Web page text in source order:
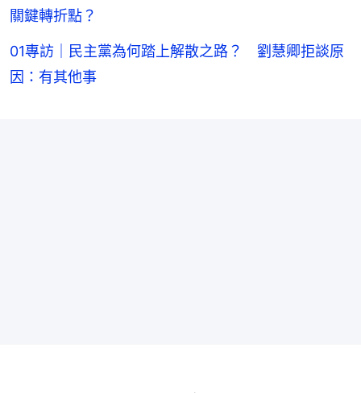
關鍵轉折點？
01專訪｜民主黨為何踏上解散之路？ 劉慧卿拒談原
因：有其他事